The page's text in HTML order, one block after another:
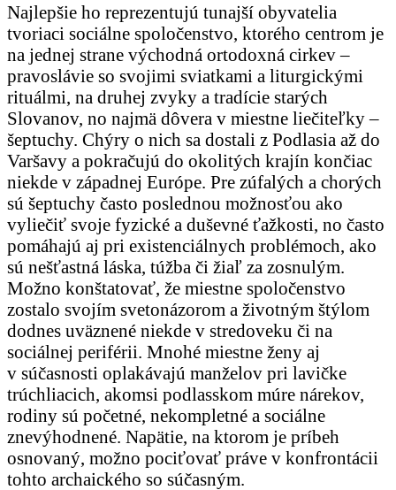
Najlepšie ho reprezentujú tunajší obyvatelia
tvoriaci sociálne spoločenstvo, ktorého centrom je
na jednej strane východná ortodoxná cirkev –
pravoslávie so svojimi sviatkami a liturgickými
rituálmi, na druhej zvyky a tradície starých
Slovanov, no najmä dôvera v miestne liečiteľky –
šeptuchy. Chýry o nich sa dostali z Podlasia až do
Varšavy a pokračujú do okolitých krajín končiac
niekde v západnej Európe. Pre zúfalých a chorých
sú šeptuchy často poslednou možnosťou ako
vyliečiť svoje fyzické a duševné ťažkosti, no často
pomáhajú aj pri existenciálnych problémoch, ako
sú nešťastná láska, túžba či žiaľ za zosnulým.
Možno konštatovať, že miestne spoločenstvo
zostalo svojím svetonázorom a životným štýlom
dodnes uväznené niekde v stredoveku či na
sociálnej periférii. Mnohé miestne ženy aj
v súčasnosti oplakávajú manželov pri lavičke
trúchliacich, akomsi podlasskom múre nárekov,
rodiny sú početné, nekompletné a sociálne
znevýhodnené. Napätie, na ktorom je príbeh
osnovaný, možno pociťovať práve v konfrontácii
tohto archaického so súčasným.